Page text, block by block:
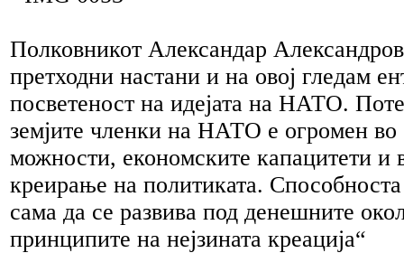
Полковникот Александар
претходни настани и на овој гледам
посветеност на идејата на НАТО.
земјите членки на НАТО е огромен во
можности, економските капацитети и
креирање на политиката.
сама да се развива под денешните
принципите на нејзината креација“